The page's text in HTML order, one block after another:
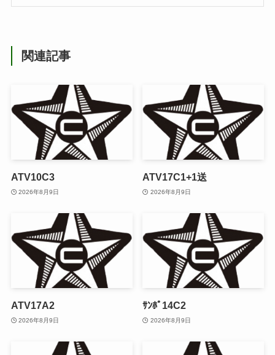
関連記事
ATV10C3
2026年8月9日
ATV17C1+1送
2026年8月9日
ATV17A2
2026年8月9日
ｻﾝﾎﾟ14C2
2026年8月9日